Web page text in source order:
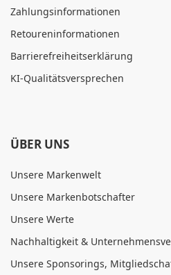
Zahlungsinformationen
Retoureninformationen
Barrierefreiheitserklärung
KI-Qualitätsversprechen
ÜBER UNS
Unsere Markenwelt
Unsere Markenbotschafter
Unsere Werte
Nachhaltigkeit &
Unsere Sponsorings,